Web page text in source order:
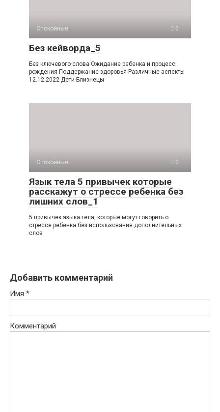
Спокойные 0
Без кейворда_5
Без ключевого слова Ожидание ребенка и процесс
рождения Поддержание здоровья Различные аспекты
12.12.2022 Дети-Близнецы
Спокойные 0
Язык тела 5 привычек которые
расскажут о стрессе ребенка без
лишних слов_1
5 привычек языка тела, которые могут говорить о
стрессе ребенка без использования дополнительных
слов
Добавить комментарий
Имя *
Комментарий